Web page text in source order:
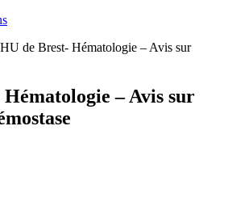
de Brest- Hématologie – Avis sur
– Avis sur